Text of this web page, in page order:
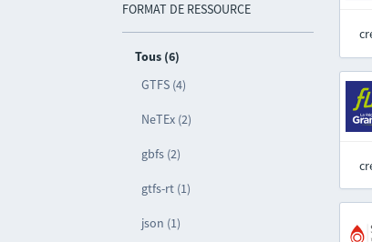
FORMAT DE RESSOURCE
Tous (6)
GTFS (4)
NeTEx (2)
gbfs (2)
gtfs-rt (1)
json (1)